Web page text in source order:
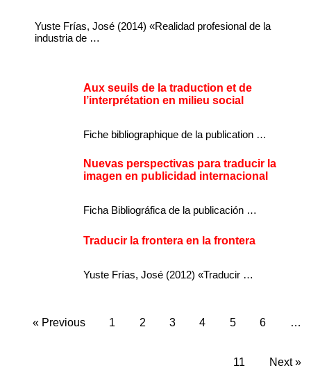
Yuste Frías, José (2014) «Realidad profesional de la
industria de …
Aux seuils de la traduction et de
l’interprétation en milieu social
Fiche bibliographique de la publication …
Nuevas perspectivas para traducir la
imagen en publicidad internacional
Ficha Bibliográfica de la publicación …
Traducir la frontera en la frontera
Yuste Frías, José (2012) «Traducir …
« Previous 1 2 3 4 5 6 …
11 Next »